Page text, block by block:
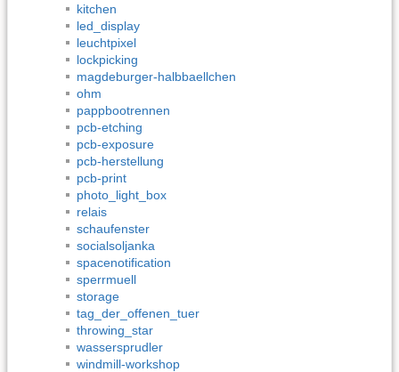
kitchen
led_display
leuchtpixel
lockpicking
magdeburger-halbbaellchen
ohm
pappbootrennen
pcb-etching
pcb-exposure
pcb-herstellung
pcb-print
photo_light_box
relais
schaufenster
socialsoljanka
spacenotification
sperrmuell
storage
tag_der_offenen_tuer
throwing_star
wassersprudler
windmill-workshop